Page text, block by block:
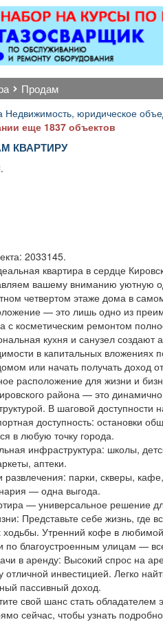
Вывоз мусора.
виды
продам
Недвижимость, юридическое
еще 1837 объектов
КВАРТИРУ
2033145.
квартира в сердце
вашему вниманию уютную
четвертом этаже дома в
— это лишь одно из
с косметическим ремонтом
кухня и санузел
в капитальных вложениях
или начать получать доход
расположение для жизни и
района — это
В шаговой доступности
доступность: остановки
в любую точку города.
инфраструктура: школы,
аптеки.
развлечения: парки, скверы,
— одна выгода.
— универсальное решение
Представьте себе жизнь, где
ходьбы. Утренний кофе в
по благоустроенным улицам —
в аренду: Высокий спрос на
отличной инвестицией. Легко
пассивный доход.
свой шанс стать
сейчас, чтобы узнать